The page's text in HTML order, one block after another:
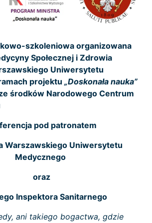
szkoleniowa organizowana
Społecznej i Zdrowia
Uniwersytetu
projektu „Doskonała nauka”
środków Narodowego Centrum
pod patronatem
Warszawskiego Uniwersytetu
Medycznego
oraz
Inspektora Sanitarnego
ani takiego bogactwa, gdzie